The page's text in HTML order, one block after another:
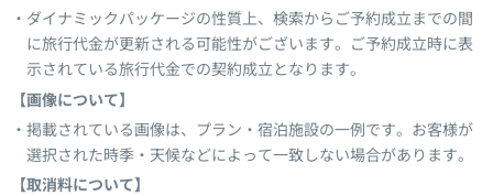
ダイナミックパッケージの性質上、検索からご予約成立までの間
に旅行代金が更新される可能性がございます。ご予約成立時に表
示されている旅行代金での契約成立となります。
【画像について】
掲載されている画像は、プラン・宿泊施設の一例です。お客様が
選択された時季・天候などによって一致しない場合があります。
【取消料について】